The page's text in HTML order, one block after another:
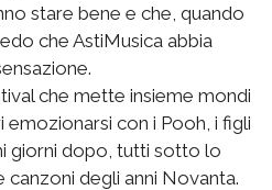
stare bene e che, quando
che AstiMusica abbia
che mette insieme mondi
con i Pooh, i figli
giorni dopo, tutti sotto lo
degli anni Novanta.